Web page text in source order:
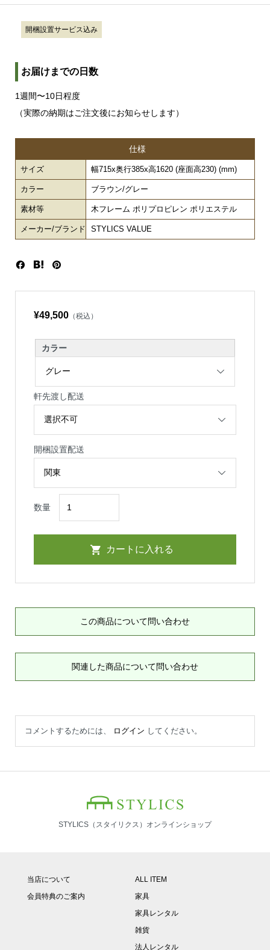
開梱設置サービス込み
お届けまでの日数
1週間〜10日程度
（実際の納期はご注文後にお知らせします）
仕様
サイズ 幅715x奥行385x高1620 (座面高230) (mm)
カラー ブラウン/グレー
素材等 木フレーム ポリプロピレン ポリエステル
メーカー/ブランド STYLICS VALUE
¥49,500（税込）
カラー
軒先渡し配送
開梱設置配送
数量
この商品について問い合わせ
関連した商品について問い合わせ
コメントするためには、 ログイン してください。
STYLICS（スタイリクス）オンラインショップ
当店について
会員特典のご案内
ALL ITEM
家具
家具レンタル
雑貨
法人レンタル